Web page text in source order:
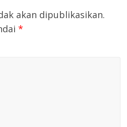
akan dipublikasikan.
*